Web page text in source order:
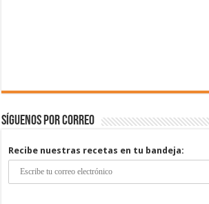
Síguenos por correo
Recibe nuestras recetas en tu bandeja: